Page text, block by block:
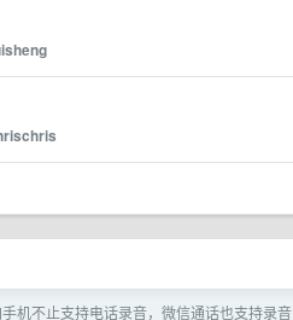
机不止支持电话录音，微信通话也支持录音